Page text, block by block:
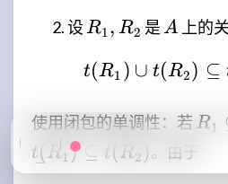
设 R_1,R_2
R1 , R2 是 A
A 上的
t(R1 ) ∪ t(R2) ⊆
使用闭包的单调性：若 R1
t( R 1 ) ⊆ t( R2 )。由于